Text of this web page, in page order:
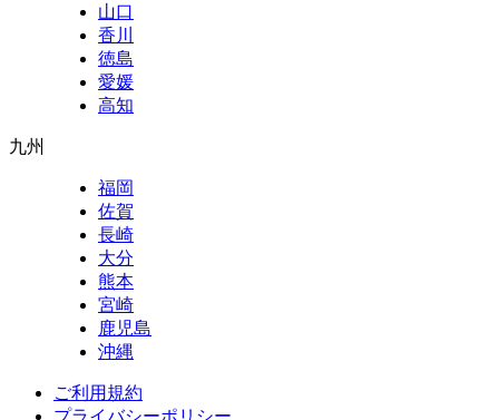
山口
香川
徳島
愛媛
高知
九州
福岡
佐賀
長崎
大分
熊本
宮崎
鹿児島
沖縄
ご利用規約
プライバシーポリシー